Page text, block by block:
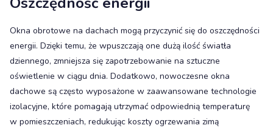
Okna obrotowe na dachach mogą przyczynić się do oszczędności
energii. Dzięki temu, że wpuszczają one dużą ilość światła
dziennego, zmniejsza się zapotrzebowanie na sztuczne
oświetlenie w ciągu dnia. Dodatkowo, nowoczesne okna
dachowe są często wyposażone w zaawansowane technologie
izolacyjne, które pomagają utrzymać odpowiednią temperaturę
w pomieszczeniach, redukując koszty ogrzewania zimą